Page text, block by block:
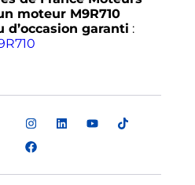
moteur M9R710
d’occasion garanti :